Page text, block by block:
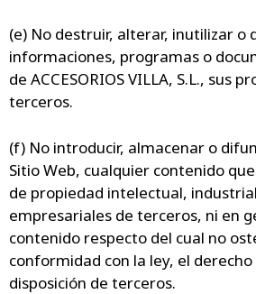
(e) No destruir, alterar, inutilizar o
informaciones, programas o
de ACCESORIOS VILLA, S.L., sus
terceros.
(f) No introducir, almacenar o
Sitio Web, cualquier contenido
de propiedad intelectual,
empresariales de terceros, ni en
contenido respecto del cual no
conformidad con la ley, el
disposición de terceros.